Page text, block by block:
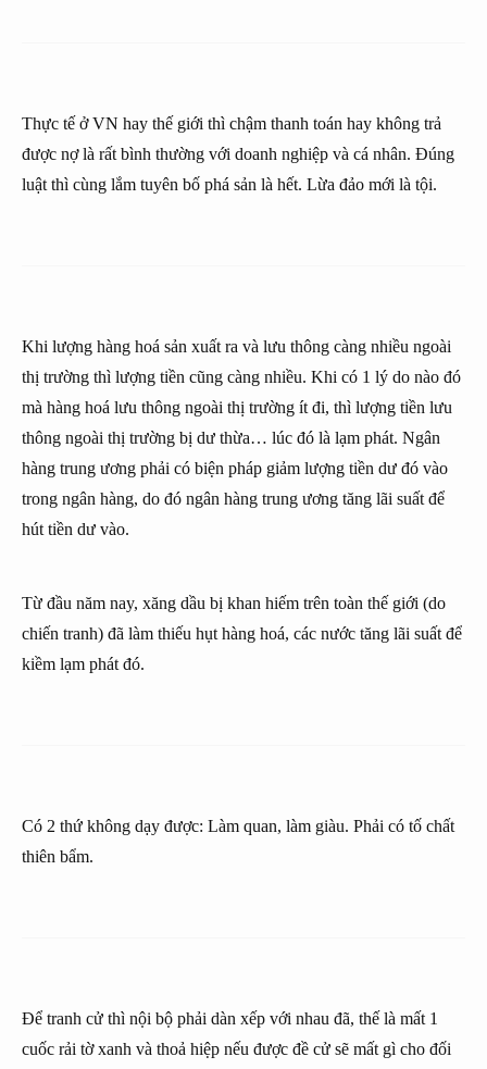
Thực tế ở VN hay thế giới thì chậm thanh toán hay không trả
được nợ là rất bình thường với doanh nghiệp và cá nhân. Đúng
luật thì cùng lắm tuyên bố phá sản là hết. Lừa đảo mới là tội.
Khi lượng hàng hoá sản xuất ra và lưu thông càng nhiều ngoài
thị trường thì lượng tiền cũng càng nhiều. Khi có 1 lý do nào đó
mà hàng hoá lưu thông ngoài thị trường ít đi, thì lượng tiền lưu
thông ngoài thị trường bị dư thừa… lúc đó là lạm phát. Ngân
hàng trung ương phải có biện pháp giảm lượng tiền dư đó vào
trong ngân hàng, do đó ngân hàng trung ương tăng lãi suất để
hút tiền dư vào.
Từ đầu năm nay, xăng dầu bị khan hiếm trên toàn thế giới (do
chiến tranh) đã làm thiếu hụt hàng hoá, các nước tăng lãi suất để
kiềm lạm phát đó.
Có 2 thứ không dạy được: Làm quan, làm giàu. Phải có tố chất
thiên bẩm.
Để tranh cử thì nội bộ phải dàn xếp với nhau đã, thế là mất 1
cuốc rải tờ xanh và thoả hiệp nếu được đề cử sẽ mất gì cho đối